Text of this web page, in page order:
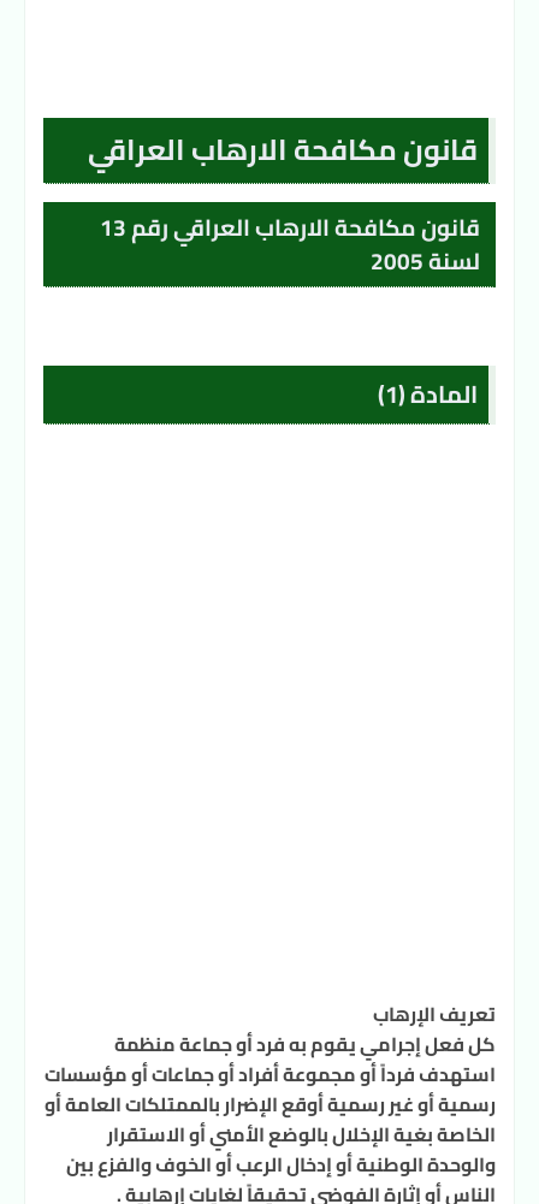
قانون مكافحة الارهاب العراقي
قانون مكافحة الارهاب العراقي رقم 13
لسنة 2005
المادة (1)
تعريف الإرهاب
كل فعل إجرامي يقوم به فرد أو جماعة منظمة
استهدف فرداً أو مجموعة أفراد أو جماعات أو مؤسسات
رسمية أو غير رسمية أوقع الإضرار بالممتلكات العامة أو
الخاصة بغية الإخلال بالوضع الأمني أو الاستقرار
والوحدة الوطنية أو إدخال الرعب أو الخوف والفزع بين
الناس أو إثارة الفوضى تحقيقاً لغايات إرهابية .